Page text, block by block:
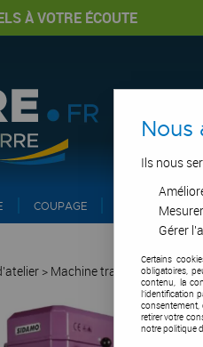
À VOTRE ÉCOUTE
COUPAGE PIPE ET
> Machine travail du métal >
Nous
Ils nous
Gérer
Certains
obligatoires,
contenu, la
l'identification
consentement,
retirer votre
notre politique